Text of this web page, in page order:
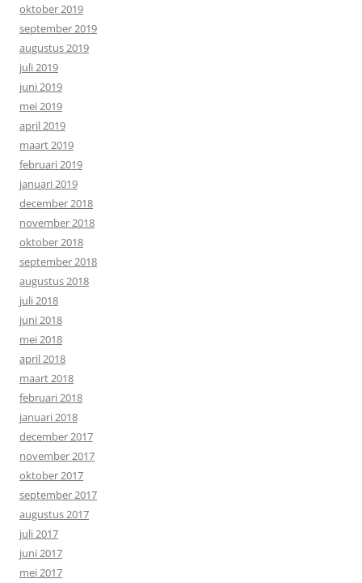
oktober 2019
september 2019
augustus 2019
juli 2019
juni 2019
mei 2019
april 2019
maart 2019
februari 2019
januari 2019
december 2018
november 2018
oktober 2018
september 2018
augustus 2018
juli 2018
juni 2018
mei 2018
april 2018
maart 2018
februari 2018
januari 2018
december 2017
november 2017
oktober 2017
september 2017
augustus 2017
juli 2017
juni 2017
mei 2017